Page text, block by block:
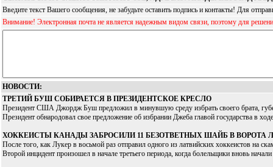
Введите текст Вашего сообщения, не забудьте оставить подпись и контакты! Для
Внимание! Электронная почта не является надежным видом связи, поэтому для
НОВОСТИ:
ТРЕТИЙ БУШ СОБИРАЕТСЯ В ПРЕЗИДЕНТСКОЕ КРЕСЛО
Президент США Джордж Буш предложил в минувшую среду избрать своего брата,
Президент обнародовал свое предложение об избрании Джеба главой государства в
ХОККЕИСТЫ КАНАДЫ ЗАБРОСИЛИ 11 БЕЗОТВЕТНЫХ ШАЙБ В ВОРОТА
После того, как Лукер в восьмой раз отправил одного из латвийских хоккеистов на
Второй инцидент произошел в начале третьего периода, когда болельщики вновь